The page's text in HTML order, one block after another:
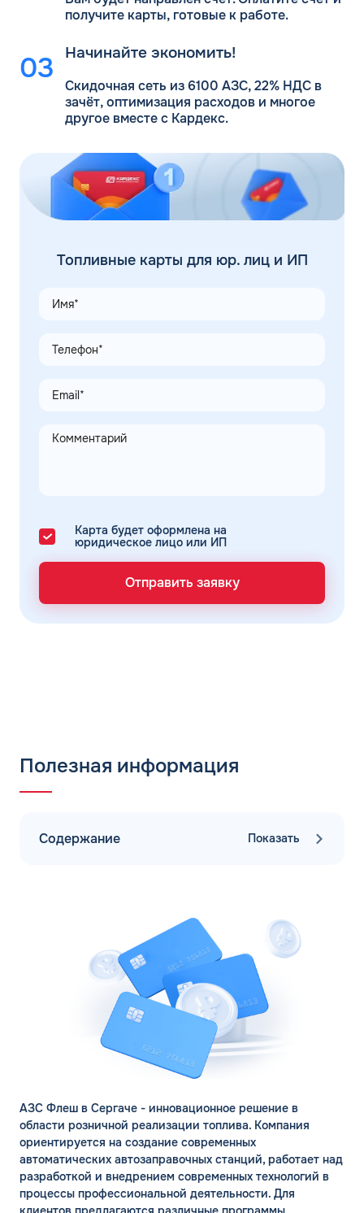
получите карты, готовые к работе.
Начинайте экономить!
Скидочная сеть из 6100 АЗС, 22% НДС в
зачёт, оптимизация расходов и многое
другое вместе с Кардекс.
Топливные карты для юр. лиц и ИП
Карта будет оформлена на
юридическое лицо или ИП
Отправить заявку
Полезная информация
Содержание Показать
АЗС Флеш в Сергаче - инновационное решение в
области розничной реализации топлива. Компания
ориентируется на создание современных
автоматических автозаправочных станций, работает над
разработкой и внедрением современных технологий в
процессы профессиональной деятельности. Для